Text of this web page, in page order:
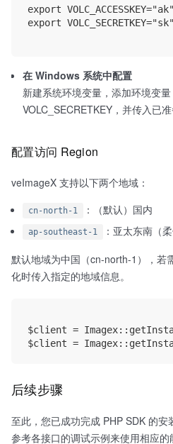
export VOLC_ACCESSKEY="ak"
export VOLC_SECRETKEY="sk"
在 Windows 系统中配置
新建系统环境变量，添加环境变
VOLC_SECRETKEY，并传入已准
配置访问 Region
veImageX 支持以下两个地域：
cn-north-1 ：（默认）国内
ap-southeast-1
：亚太东南（柔
默认地域为中国（cn-north-1），若
化时传入指定的地域信息。
$client =
后续步骤
至此，您已成功完成 PHP SDK 的安
参考各接口的调试示例来使用相应的